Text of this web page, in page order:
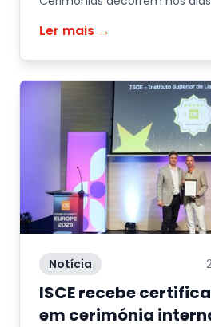
Ler mais →
Notícia
ISCE recebe
em cerimónia